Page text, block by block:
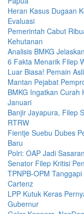
Heran Kasus Dugaan
Evaluasi
Pemerintah Cabut
Kehutanan
Analisis BMKG
6 Fakta Menarik Filep
Luar Biasa! Pemain
Mantan Pejabat
BMKG Ingatkan
Januari
Banjir Jayapura, Filep
RTRW
Fientje Suebu Dubes
Baru
Polri: OAP Jadi
Senator Filep Kritisi
TPNPB-OPM
Cartenz
LPP Kutuk Keras
Gubernur